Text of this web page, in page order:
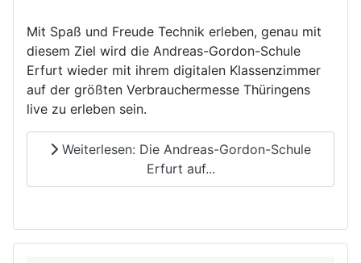
Mit Spaß und Freude Technik erleben, genau mit
diesem Ziel wird die Andreas-Gordon-Schule
Erfurt wieder mit ihrem digitalen Klassenzimmer
auf der größten Verbrauchermesse Thüringens
live zu erleben sein.
Weiterlesen: Die Andreas-Gordon-Schule
Erfurt auf...